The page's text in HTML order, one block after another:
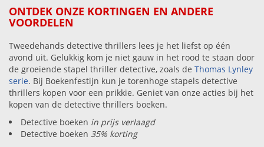
ONTDEK ONZE KORTINGEN EN ANDERE
VOORDELEN
Tweedehands detective thrillers lees je het liefst op één
avond uit. Gelukkig kom je niet gauw in het rood te staan door
de groeiende stapel thriller detective, zoals de Thomas Lynley
serie. Bij Boekenfestijn kun je torenhoge stapels detective
thrillers kopen voor een prikkie. Geniet van onze acties bij het
kopen van de detective thrillers boeken.
Detective boeken in prijs verlaagd
Detective boeken 35% korting